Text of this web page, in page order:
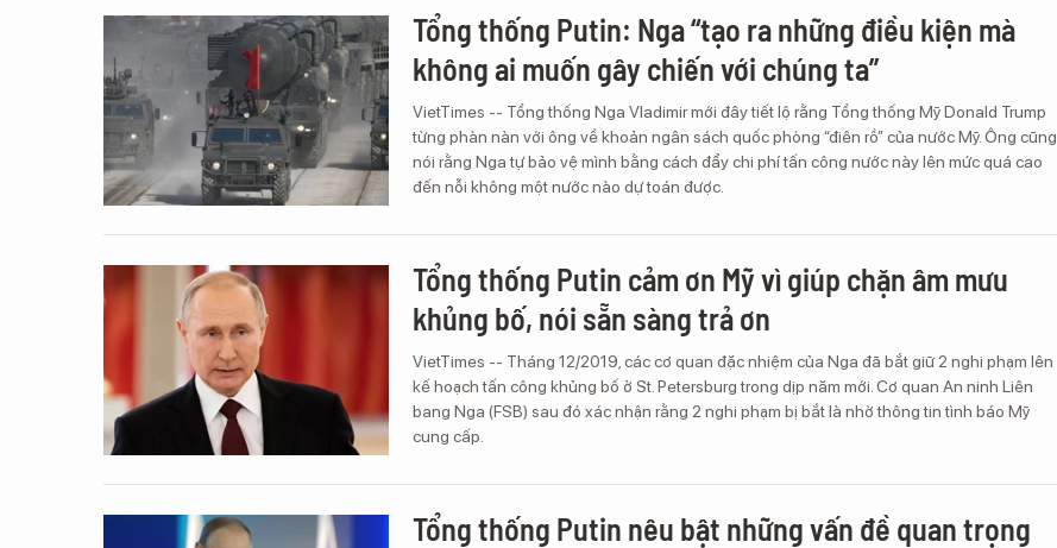
Tổng thống Putin: Nga “tạo ra những điều kiện mà
không ai muốn gây chiến với chúng ta”
VietTimes -- Tổng thống Nga Vladimir mới đây tiết lộ rằng Tổng thống Mỹ Donald Trump
từng phàn nàn với ông về khoản ngân sách quốc phòng “điên rồ” của nước Mỹ. Ông cũng
nói rằng Nga tự bảo vệ mình bằng cách đẩy chi phí tấn công nước này lên mức quá cao
đến nỗi không một nước nào dự toán được.
Tổng thống Putin cảm ơn Mỹ vì giúp chặn âm mưu
khủng bố, nói sẵn sàng trả ơn
VietTimes -- Tháng 12/2019, các cơ quan đặc nhiệm của Nga đã bắt giữ 2 nghi phạm lên
kế hoạch tấn công khủng bố ở St. Petersburg trong dịp năm mới. Cơ quan An ninh Liên
bang Nga (FSB) sau đó xác nhận rằng 2 nghi phạm bị bắt là nhờ thông tin tình báo Mỹ
cung cấp.
Tổng thống Putin nêu bật những vấn đề quan trọng